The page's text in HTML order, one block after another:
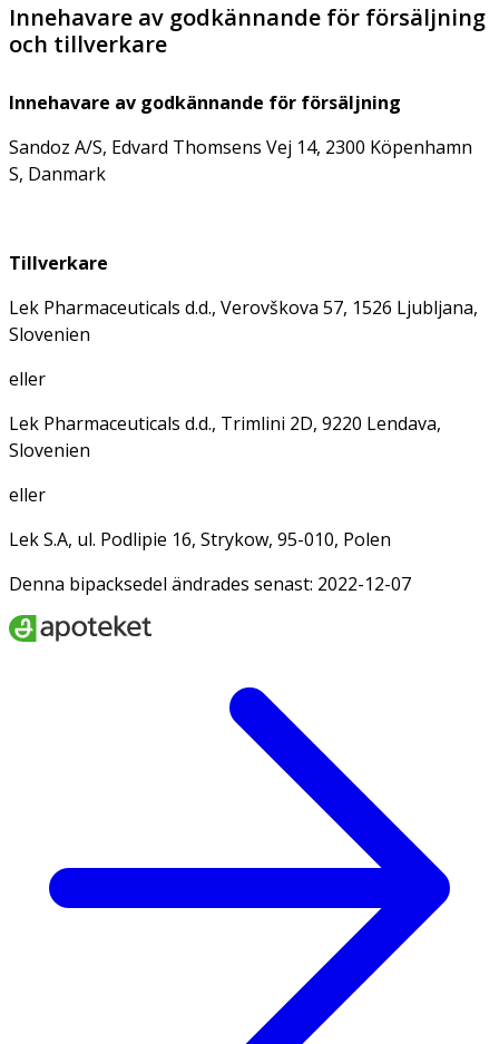
Innehavare av godkännande för försäljning
och tillverkare
Innehavare av godkännande för försäljning
Sandoz A/S, Edvard Thomsens Vej 14, 2300 Köpenhamn
S, Danmark
Tillverkare
Lek Pharmaceuticals d.d., Verovškova 57, 1526 Ljubljana,
Slovenien
eller
Lek Pharmaceuticals d.d., Trimlini 2D, 9220 Lendava,
Slovenien
eller
Lek S.A, ul. Podlipie 16, Strykow, 95-010, Polen
Denna bipacksedel ändrades senast: 2022-12-07